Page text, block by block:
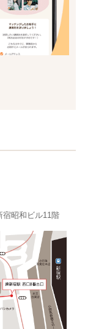
昭和ビル11階